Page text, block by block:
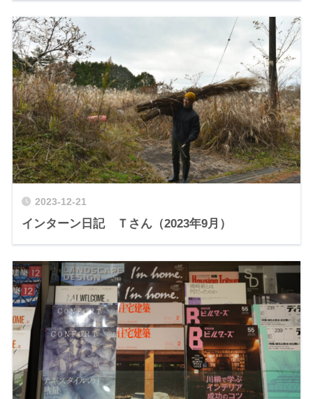
2023-12-21
インターン日記 Ｔさん（2023年9月）